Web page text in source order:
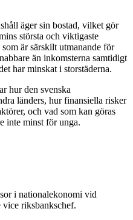
äger sin bostad, vilket gör
största och viktigaste
är särskilt utmanande för
än inkomsterna samtidigt
har minskat i storstäderna.
hur den svenska
länders, hur finansiella risker
och vad som kan göras
inte minst för unga.
i nationalekonomi vid
riksbankschef.